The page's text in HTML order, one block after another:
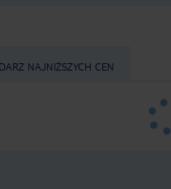
NAJNIŻSZYCH CEN